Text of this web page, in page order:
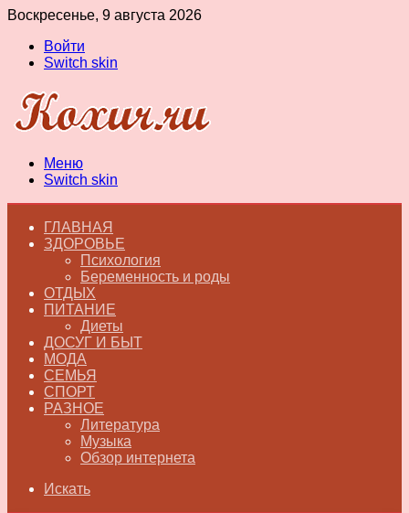
Воскресенье, 9 августа 2026
Войти
Switch skin
Меню
Switch skin
ГЛАВНАЯ
ЗДОРОВЬЕ
Психология
Беременность и роды
ОТДЫХ
ПИТАНИЕ
Диеты
ДОСУГ И БЫТ
МОДА
СЕМЬЯ
СПОРТ
РАЗНОЕ
Литература
Музыка
Обзор интернета
Искать